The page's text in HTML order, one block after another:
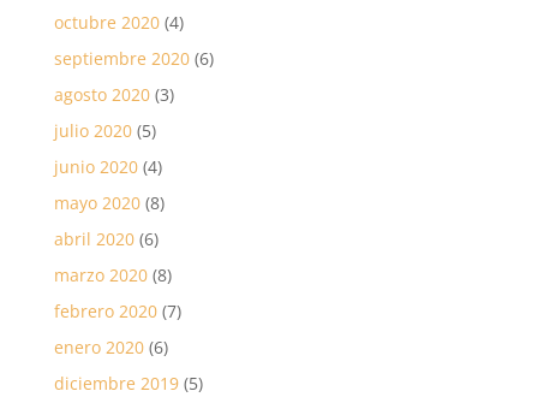
octubre 2020(4)
septiembre 2020(6)
agosto 2020(3)
julio 2020(5)
junio 2020(4)
mayo 2020(8)
abril 2020(6)
marzo 2020(8)
febrero 2020(7)
enero 2020(6)
diciembre 2019(5)